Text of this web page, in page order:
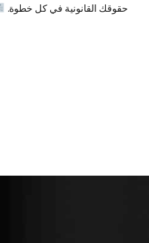
حقوقك القانونية في كل خطوة.